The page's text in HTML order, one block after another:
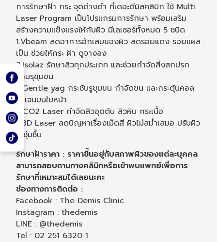
การรักษาฝ้า กระ จุดด่างดำ ที่เดอะดีมิสคลินิก ใช้ Multi
Laser Program เป็นโปรแกรมการรักษา พร้อมเสริม
สร้างความแข็งแรงให้กับผิว มีเลเซอร์ทั้งหมด 5 ชนิด
1.Vbeam ลดอาการอักเสบของผิว ลดรอยแดง รอยแผล
เป็น ช่วยให้กระ ฝ้า ดูจางลง
2.Isolaz รักษาสิวทุกประเภท และช่วยกำจัดสิ่งสกปรก
ตามรุขุมขน
3.Gentle yag กระชับรูขุมขน กำจัดขน และกระตุ้นคอล
ลาเจนบนใบหน้า
4.CO2 Laser กำจัดสิวอุดตัน สิวหิน กระเนื้อ
5.3D Laser ลดปัญหาเรื่องเม็ดสี ผิวไม่สม่ำเสมอ ปรับผิว
ให้ชุ่มชื้น
รักษาฝ้าราคา : ราคาขึ้นอยู่กับสภาพผิวของแต่ละบุคคล
สามารถสอบถามทางคลินิกหรือเข้าพบแพทย์เพื่อการ
รักษาที่เหมาะสมได้เลยนะคะ
ช่องทางการติดต่อ :
Facebook : The Demis Clinic
Instagram : thedemis
LINE : @thedemis
Tel : 02 251 6320 1